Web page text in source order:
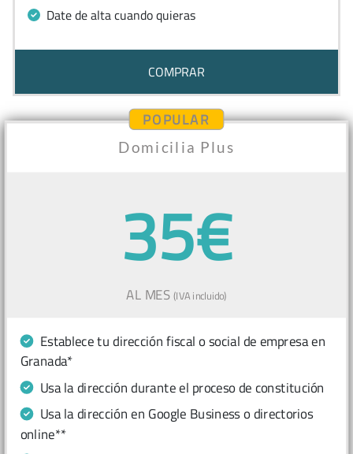
Date de alta cuando quieras
COMPRAR
POPULAR
Domicilia Plus
35€
AL MES(IVA incluido)
Establece tu dirección fiscal o social de empresa en
Granada*
Usa la dirección durante el proceso de constitución
Usa la dirección en Google Business o directorios
online**